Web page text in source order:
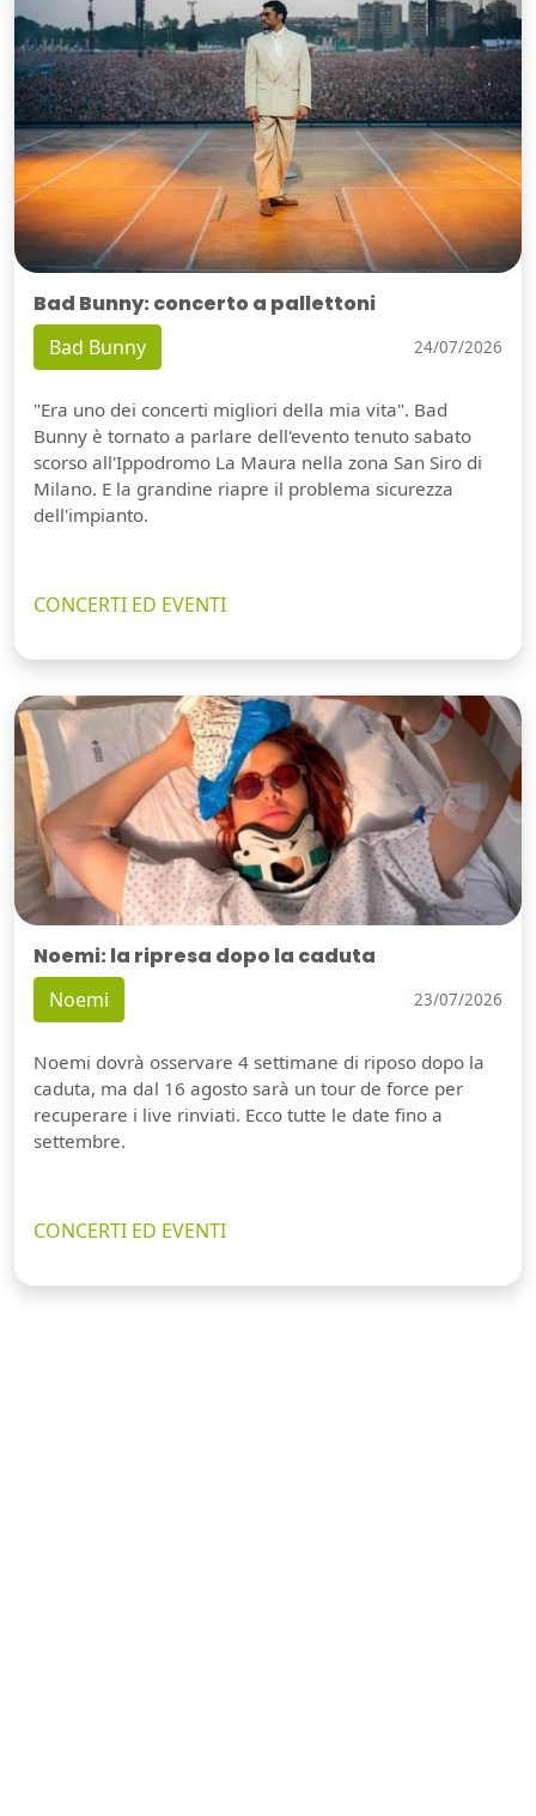
Bad Bunny: concerto a pallettoni
Bad Bunny 24/07/2026
"Era uno dei concerti migliori della mia vita". Bad
Bunny è tornato a parlare dell'evento tenuto sabato
scorso all'Ippodromo La Maura nella zona San Siro di
Milano. E la grandine riapre il problema sicurezza
dell'impianto.
CONCERTI ED EVENTI
Noemi: la ripresa dopo la caduta
Noemi 23/07/2026
Noemi dovrà osservare 4 settimane di riposo dopo la
caduta, ma dal 16 agosto sarà un tour de force per
recuperare i live rinviati. Ecco tutte le date fino a
settembre.
CONCERTI ED EVENTI